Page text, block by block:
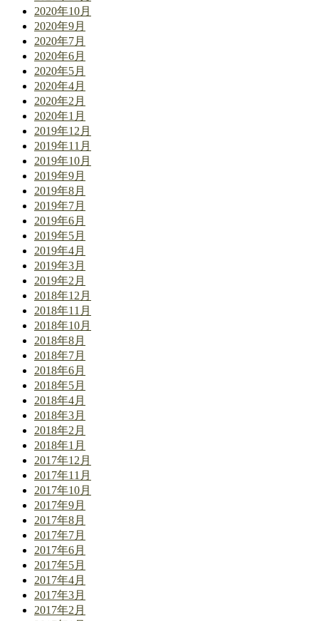
2020年10月
2020年9月
2020年7月
2020年6月
2020年5月
2020年4月
2020年2月
2020年1月
2019年12月
2019年11月
2019年10月
2019年9月
2019年8月
2019年7月
2019年6月
2019年5月
2019年4月
2019年3月
2019年2月
2018年12月
2018年11月
2018年10月
2018年8月
2018年7月
2018年6月
2018年5月
2018年4月
2018年3月
2018年2月
2018年1月
2017年12月
2017年11月
2017年10月
2017年9月
2017年8月
2017年7月
2017年6月
2017年5月
2017年4月
2017年3月
2017年2月